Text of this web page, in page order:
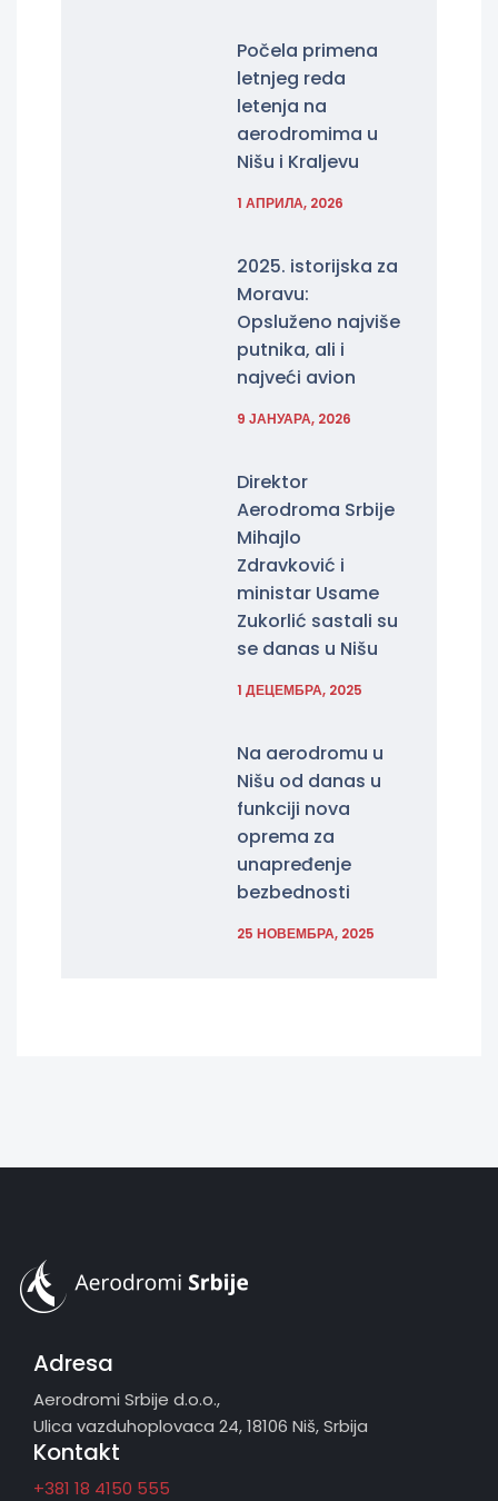
Počela primena
letnjeg reda
letenja na
aerodromima u
Nišu i Kraljevu
1 АПРИЛА, 2026
2025. istorijska za
Moravu:
Opsluženo najviše
putnika, ali i
najveći avion
9 ЈАНУАРА, 2026
Direktor
Aerodroma Srbije
Mihajlo
Zdravković i
ministar Usame
Zukorlić sastali su
se danas u Nišu
1 ДЕЦЕМБРА, 2025
Na aerodromu u
Nišu od danas u
funkciji nova
oprema za
unapređenje
bezbednosti
25 НОВЕМБРА, 2025
Adresa
Aerodromi Srbije d.o.o.,
Ulica vazduhoplovaca 24, 18106 Niš, Srbija
Kontakt
+381 18 4150 555